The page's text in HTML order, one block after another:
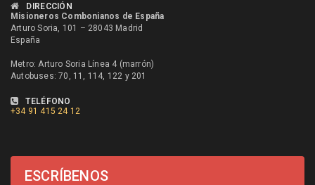
DIRECCIÓN
Misioneros Combonianos de España
Arturo Soria, 101 – 28043 Madrid
España
Metro: Arturo Soria Línea 4 (marrón)
Autobuses: 70, 11, 114, 122 y 201
TELÉFONO
+34 91 415 24 12
ESCRÍBENOS